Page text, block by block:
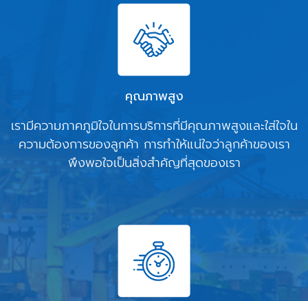
คุณภาพสูง
เรามีความภาคภูมิใจในการบริการที่มีคุณภาพสูงและใส่ใจใน
ความต้องการของลูกค้า การทำให้แน่ใจว่าลูกค้าของเรา
พึงพอใจเป็นสิ่งสำคัญที่สุดของเรา